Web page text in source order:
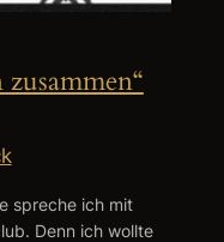
spreche ich mit
Denn ich wollte